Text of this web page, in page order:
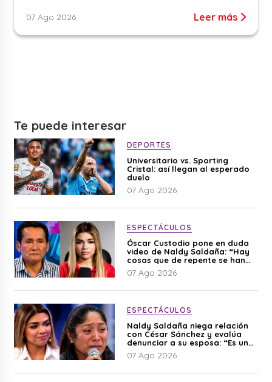
07 Ago 2026 Leer más
Te puede interesar
DEPORTES
Universitario vs. Sporting
Cristal: así llegan al esperado
duelo
07 Ago 2026
ESPECTÁCULOS
Óscar Custodio pone en duda
video de Naldy Saldaña: “Hay
cosas que de repente se han
editado”
07 Ago 2026
ESPECTÁCULOS
Naldy Saldaña niega relación
con César Sánchez y evalúa
denunciar a su esposa: “Es una
difamación”
07 Ago 2026